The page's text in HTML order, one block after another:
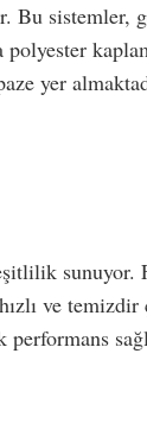
Bu sistemler,
yer
sunuyor.
ve temizdir